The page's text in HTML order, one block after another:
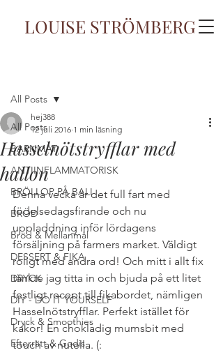
LOUISE STRÖMBERG
All Posts
BARNMAT
ANTIINFLAMMATORISK
BRÖLLOP PÅ BALI
BRÖD
Bröd & Mellanmål
DESSERT & FIKA
DRYCK
DIY - DO IT YOURSELF
Dryck & Smoothies
Efterrätt & Godis
All Posts
Hasselnötstryfflar med
hallon
hej388
12 juli 2016 1 min läsning
Denna vecka är det full fart med
födelsedagsfirande och nu
uppladdning inför lördagens
försäljning på farmers market. Väldigt
roligt med andra ord! Och mitt i allt fix
tänkte jag titta in och bjuda på ett litet
festligt recept till fikabordet, nämligen
Hasselnötstryfflar. Perfekt istället för
kakor! En chokladig mumsbit med
touch av nutella. (: